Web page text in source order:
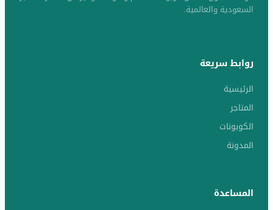
السعودية والعالمية.
روابط سريعة
الرئيسية
المتاجر
الكوبونات
المدونة
المساعدة